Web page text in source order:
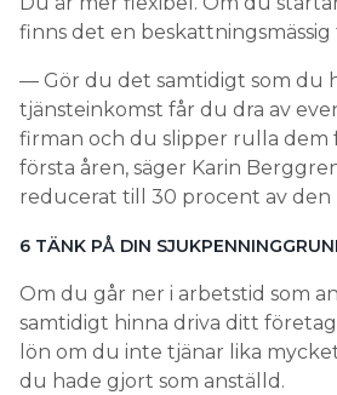
finns det en beskattningsmässig
— Gör du det samtidigt som du
tjänsteinkomst får du dra av
firman och du slipper rulla dem
första åren, säger Karin
reducerat till 30 procent av
6 TÄNK PÅ DIN
Om du går ner i arbetstid som
samtidigt hinna driva ditt
lön om du inte tjänar lika
du hade gjort som anställd.